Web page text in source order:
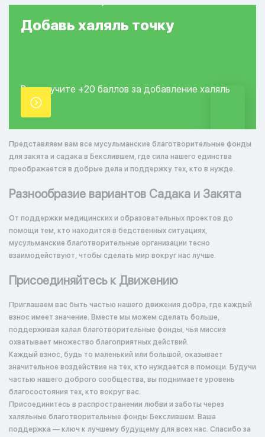
Добавь халяль точку
Вы получите +20 баллов за добавление халяль
точки.
Представляем вам все мусульманские благотворительные фонды
для закята и садака в Бекслившем, где сила нашего единства
преображается в добрые дела и поддержку тех, кто в нужде.
Разнообразие вариантов Садака и Закята
От поддержки медицинских и образовательных проектов до
помощи тем, кто находится в бедственных ситуациях,
мусульманские благотворительные организации тесно
взаимодействуют, чтобы сделать мир вокруг нас лучше.
Присоединяйтесь к Движению
Приглашаем вас быть частью нашего движения добра, где каждый
взнос имеет значение. Вместе мы можем сделать больше,
поддерживая халал благотворительные фонды, чья миссия
охватывает множество благоприятных действий.
Каждый взнос, будь то маленький или большой, оказывает
значительное воздействие на тех, кто нуждается в помощи. Будучи
частью нашего доброго сообщества, вы поднимаете уровень
благосостояния тех, кто вокруг вас.
Присоединитесь в распространении любви и заботы через
халяльные благотворительные фонды Бекслившем. Ваша
поддержка — ключ к лучшему будущему для всех нас. Спасибо за